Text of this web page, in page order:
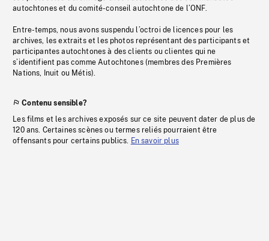
autochtones et du comité-conseil autochtone de l’ONF.
Entre-temps, nous avons suspendu l’octroi de licences pour les
archives, les extraits et les photos représentant des participants et
participantes autochtones à des clients ou clientes qui ne
s’identifient pas comme Autochtones (membres des Premières
Nations, Inuit ou Métis).
Contenu sensible?
Les films et les archives exposés sur ce site peuvent dater de plus de
120 ans. Certaines scènes ou termes reliés pourraient être
offensants pour certains publics. En savoir plus